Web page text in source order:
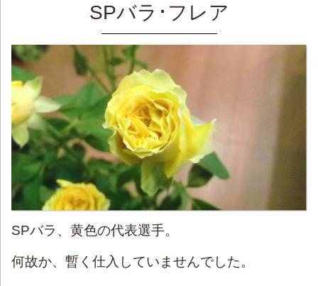
SPバラ･フレア
SPバラ、黄色の代表選手。
何故か、暫く仕入していませんでした。